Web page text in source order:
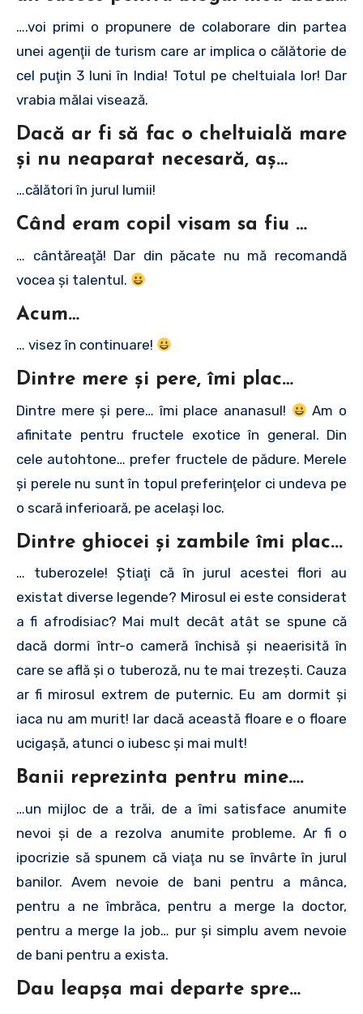
….voi primi o propunere de colaborare din partea
unei agenţii de turism care ar implica o călătorie de
cel puţin 3 luni în India! Totul pe cheltuiala lor! Dar
vrabia mălai visează.
Dacă ar fi să fac o cheltuială mare
şi nu neaparat necesară, aş…
…călători în jurul lumii!
Când eram copil visam sa fiu …
… cântăreaţă! Dar din păcate nu mă recomandă
vocea şi talentul.
Acum…
… visez în continuare!
Dintre mere şi pere, îmi plac…
Dintre mere şi pere… îmi place ananasul!
Am o
afinitate pentru fructele exotice în general. Din
cele autohtone… prefer fructele de pădure. Merele
şi perele nu sunt în topul preferinţelor ci undeva pe
o scară inferioară, pe acelaşi loc.
Dintre ghiocei şi zambile îmi plac...
… tuberozele! Ştiaţi că în jurul acestei flori au
existat diverse legende? Mirosul ei este considerat
a fi afrodisiac? Mai mult decât atât se spune că
dacă dormi într-o cameră închisă şi neaerisită în
care se află şi o tuberoză, nu te mai trezeşti. Cauza
ar fi mirosul extrem de puternic. Eu am dormit şi
iaca nu am murit! Iar dacă această floare e o floare
ucigaşă, atunci o iubesc şi mai mult!
Banii reprezinta pentru mine….
…un mijloc de a trăi, de a îmi satisface anumite
nevoi şi de a rezolva anumite probleme. Ar fi o
ipocrizie să spunem că viaţa nu se învârte în jurul
banilor. Avem nevoie de bani pentru a mânca,
pentru a ne îmbrăca, pentru a merge la doctor,
pentru a merge la job… pur şi simplu avem nevoie
de bani pentru a exista.
Dau leapşa mai departe spre…